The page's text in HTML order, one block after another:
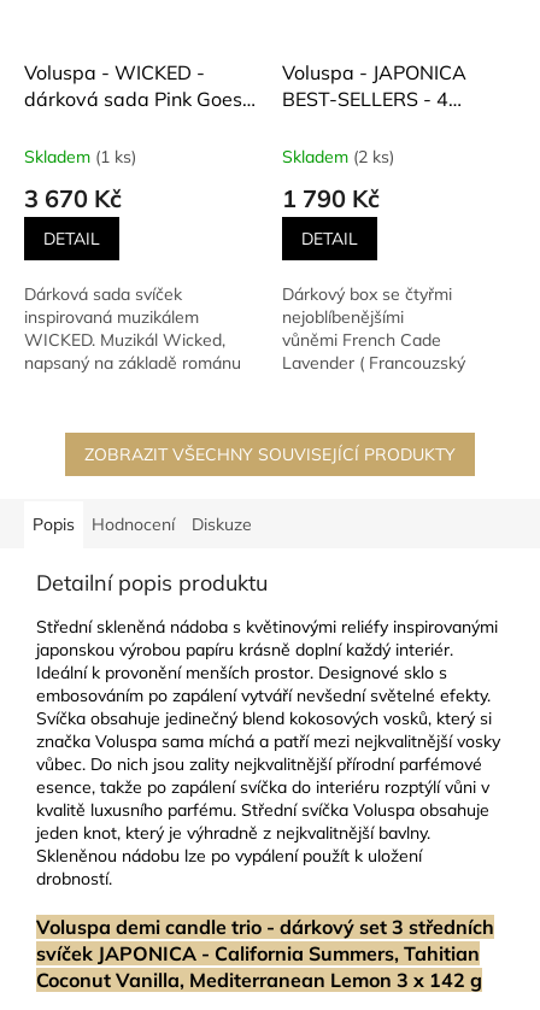
Voluspa - WICKED -
dárková sada Pink Goes
Duo Set - Perfectly Pink
Banyan Forest 2 x 241 g
+ zlaté nůžky na knot s
logem VOLUSPA
Skladem (1 ks)
3 670 Kč
DETAIL
Dárková sada svíček
inspirovaná muzikálem
WICKED. Muzikál Wicked,
napsaný na základě románu
Voluspa - JAPONICA
BEST-SELLERS - 4
SET (Set 4
Skladem (2 ks)
1 790 Kč
DETAIL
Dárkový box se čtyřmi
nejoblíbenějšími
vůněmi French Cade
Lavender ( Francouzský
ZOBRAZIT VŠECHNY SOUVISEJÍCÍ PRODUKTY
Popis Hodnocení Diskuze
Detailní popis produktu
Střední skleněná nádoba s květinovými reliéfy inspirovanými
japonskou výrobou papíru krásně doplní každý interiér.
Ideální k provonění menších prostor. Designové sklo s
embosováním po zapálení vytváří nevšední světelné efekty.
Svíčka obsahuje jedinečný blend kokosových vosků, který si
značka Voluspa sama míchá a patří mezi nejkvalitnější vosky
vůbec. Do nich jsou zality nejkvalitnější přírodní parfémové
esence, takže po zapálení svíčka do interiéru rozptýlí vůni v
kvalitě luxusního parfému. Střední svíčka Voluspa obsahuje
jeden knot, který je výhradně z nejkvalitnější bavlny.
Skleněnou nádobu lze po vypálení použít k uložení
drobností.
Voluspa demi candle trio - dárkový set 3 středních
svíček JAPONICA - California Summers, Tahitian
Coconut Vanilla, Mediterranean Lemon 3 x 142 g